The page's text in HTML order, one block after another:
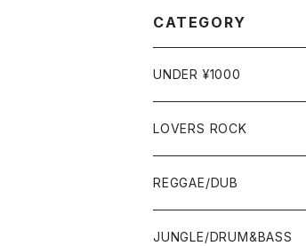
CATEGORY
UNDER ¥1000
LOVERS ROCK
7"
12"
REGGAE/DUB
7"
JUNGLE/DRUM&BASS